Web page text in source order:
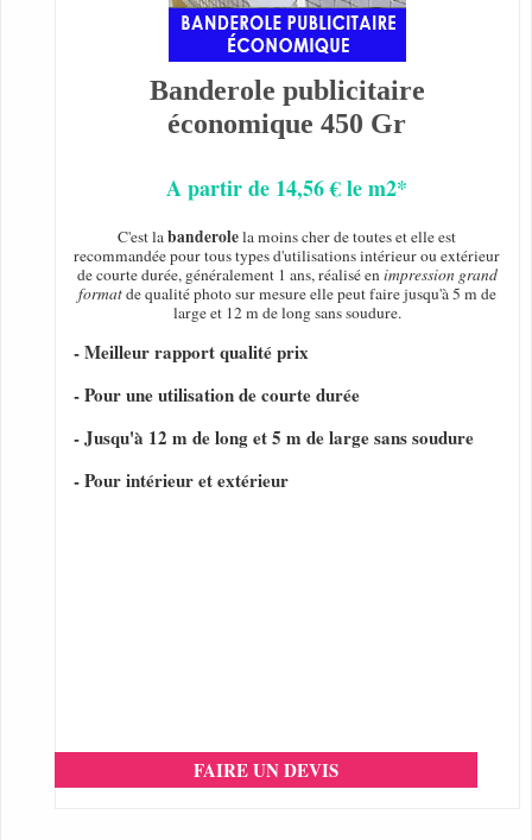
Banderole publicitaire
économique 450 Gr
A partir de 14,56 € le m2*
C'est labanderolela moins cher de toutes et elle est
recommandée pour tous types d'utilisations intérieur ou extérieur
de courte durée, généralement 1 ans, réalisé enimpression grand
formatde qualité photo sur mesure elle peut faire jusqu'à 5 m de
large et 12 m de long sans soudure.
- Meilleur rapport qualité prix
- Pour une utilisation de courte durée
- Jusqu'à 12 m de long et 5 m de large sans soudure
- Pour intérieur et extérieur
FAIRE UN DEVIS